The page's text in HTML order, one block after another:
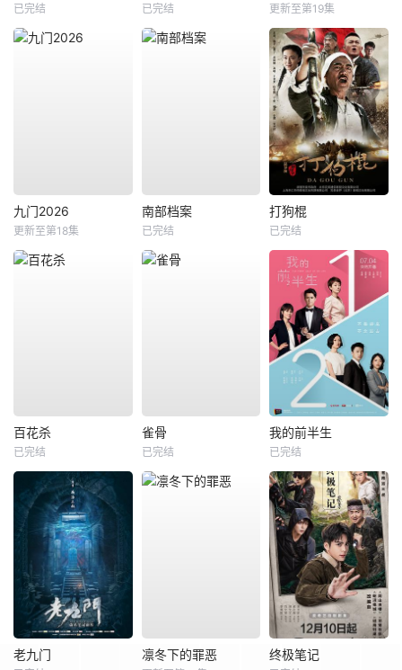
已完结 已完结 更新至第19集
九门2026
更新至第18集
南部档案
已完结
打狗棍
已完结
百花杀
已完结
雀骨
已完结
我的前半生
已完结
老九门 凛冬下的罪恶 终极笔记